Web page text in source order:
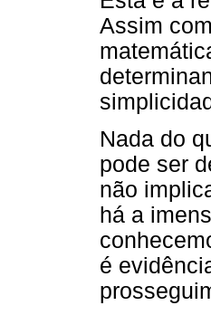
Assim
Nada do
pode ser
não
há a
é